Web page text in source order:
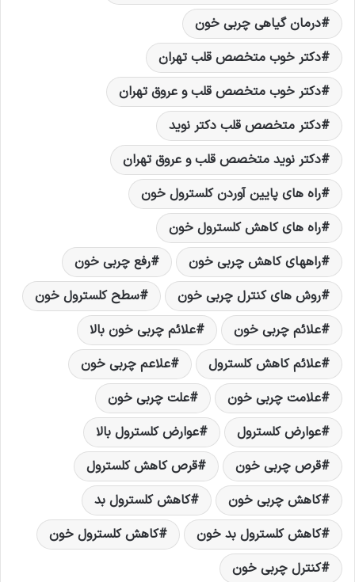
درمان گياهی چربی خون
دکتر خوب متخصص قلب تهران
دکتر خوب متخصص قلب و عروق تهران
دکتر متخصص قلب دکتر نويد
دکتر نويد متخصص قلب و عروق تهران
راه های پايين آوردن کلسترول خون
راه های کاهش کلسترول خون
راههای کاهش چربی خون
رفع چربی خون
روش های کنترل چربی خون
سطح کلسترول خون
علائم چربی خون
علائم چربی خون بالا
علائم کاهش کلسترول
علاعم چربی خون
علامت چربی خون
علت چربی خون
عوارض کلسترول
عوارض کلسترول بالا
قرص چربی خون
قرص کاهش کلسترول
کاهش چربی خون
کاهش کلسترول بد
کاهش کلسترول بد خون
کاهش کلسترول خون
کنترل چربی خون